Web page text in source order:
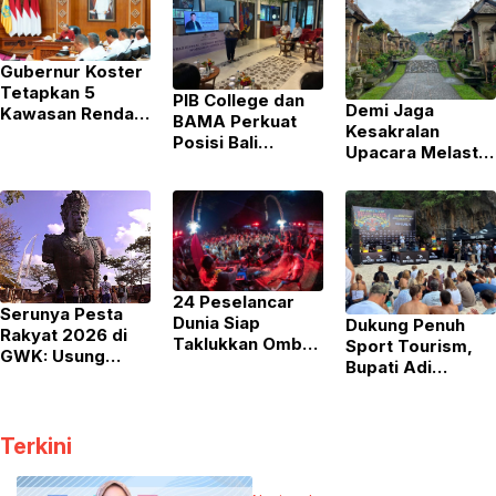
Gubernur Koster
Tetapkan 5
Kawasan Rendah
PLTS Atap
PIB College dan
BAMA Perkuat
Posisi Bali
Kesehatan Lewat
Pelatihan TCM
Demi Jaga
Kesakralan
Upacara Melasti,
Penglipuran
Tutup Sementara
pada 6
September 2026
Serunya Pesta
Rakyat 2026 di
GWK: Usung
Pesta Kembang
24 Peselancar
Dunia Siap
Taklukkan Ombak
Dukung Penuh
Sport Tourism,
Bupati Adi
Terkini